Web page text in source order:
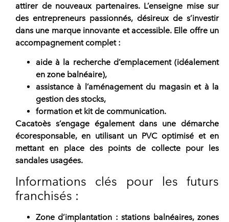
attirer de nouveaux partenaires. L’enseigne mise sur
des entrepreneurs passionnés, désireux de s’investir
dans une marque innovante et accessible. Elle offre un
accompagnement complet :
aide à la recherche d’emplacement (idéalement
en zone balnéaire),
assistance à l’aménagement du magasin et à la
gestion des stocks,
formation et kit de communication.
Cacatoès s’engage également dans une démarche
écoresponsable, en utilisant un PVC optimisé et en
mettant en place des points de collecte pour les
sandales usagées.
Informations clés pour les futurs
franchisés :
Zone d’implantation : stations balnéaires, zones